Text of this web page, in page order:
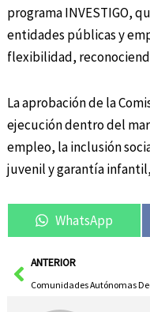
programa INVESTIGO,
entidades públicas y
flexibilidad,
La aprobación de la
ejecución dentro del
empleo, la inclusión
juvenil y garantía
WhatsApp
AntANTERIOR